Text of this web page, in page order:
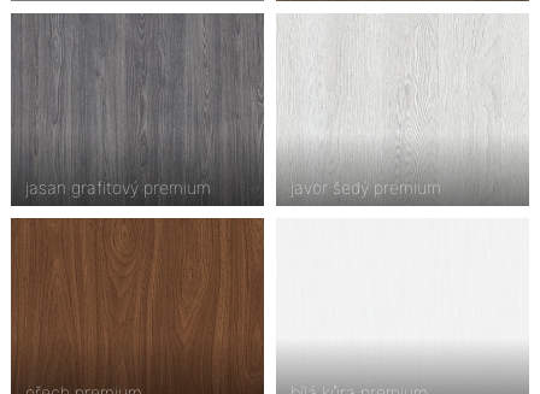
jasan grafitový premium javor šedý premium